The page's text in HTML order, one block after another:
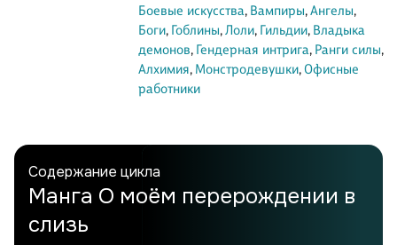
Боевые искусства, Вампиры,Ангелы,
Боги, Гоблины,Лоли, Гильдии, Владыка
демонов, Гендерная интрига, Ранги силы,
Алхимия, Монстродевушки,Офисные
работники
Содержание цикла
Манга О моём перерождении в
слизь